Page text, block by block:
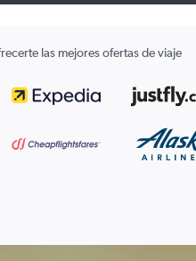
las mejores ofertas de viaje